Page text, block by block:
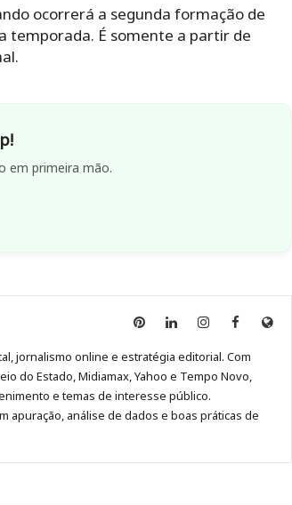
ocorrerá a segunda formação de
temporada. É somente a partir de
em primeira mão.
Anny
no
Pinterest
Anny
no
LinkedIn
Anny
no
Instagram
Anny
no
Facebook
Site
jornalismo online e estratégia editorial. Com
do Estado, Midiamax, Yahoo e Tempo Novo,
e temas de interesse público.
apuração, análise de dados e boas práticas de